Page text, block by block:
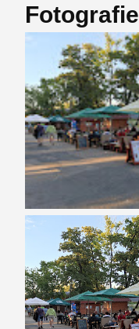
Fotografie